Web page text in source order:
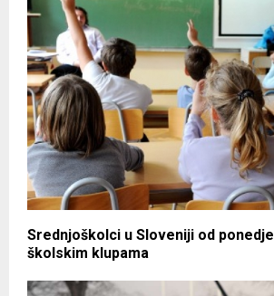
Srednjoškolci u Sloveniji od
školskim klupama